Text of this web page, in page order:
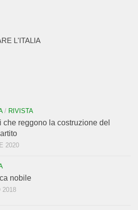
L'ITALIA
/ RIVISTA
che reggono la costruzione del
2020
nobile
2018